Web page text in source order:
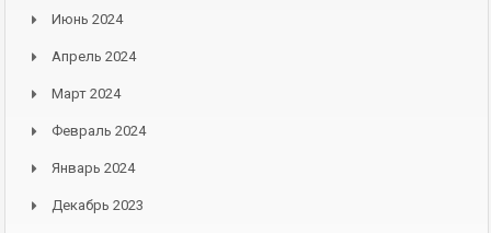
Июнь 2024
Апрель 2024
Март 2024
Февраль 2024
Январь 2024
Декабрь 2023